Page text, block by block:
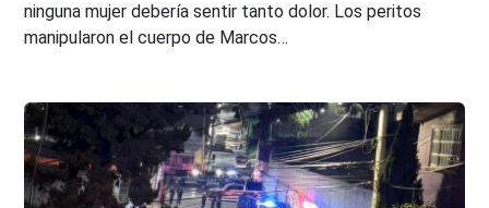
ninguna mujer debería sentir tanto dolor. Los peritos
manipularon el cuerpo de Marcos…